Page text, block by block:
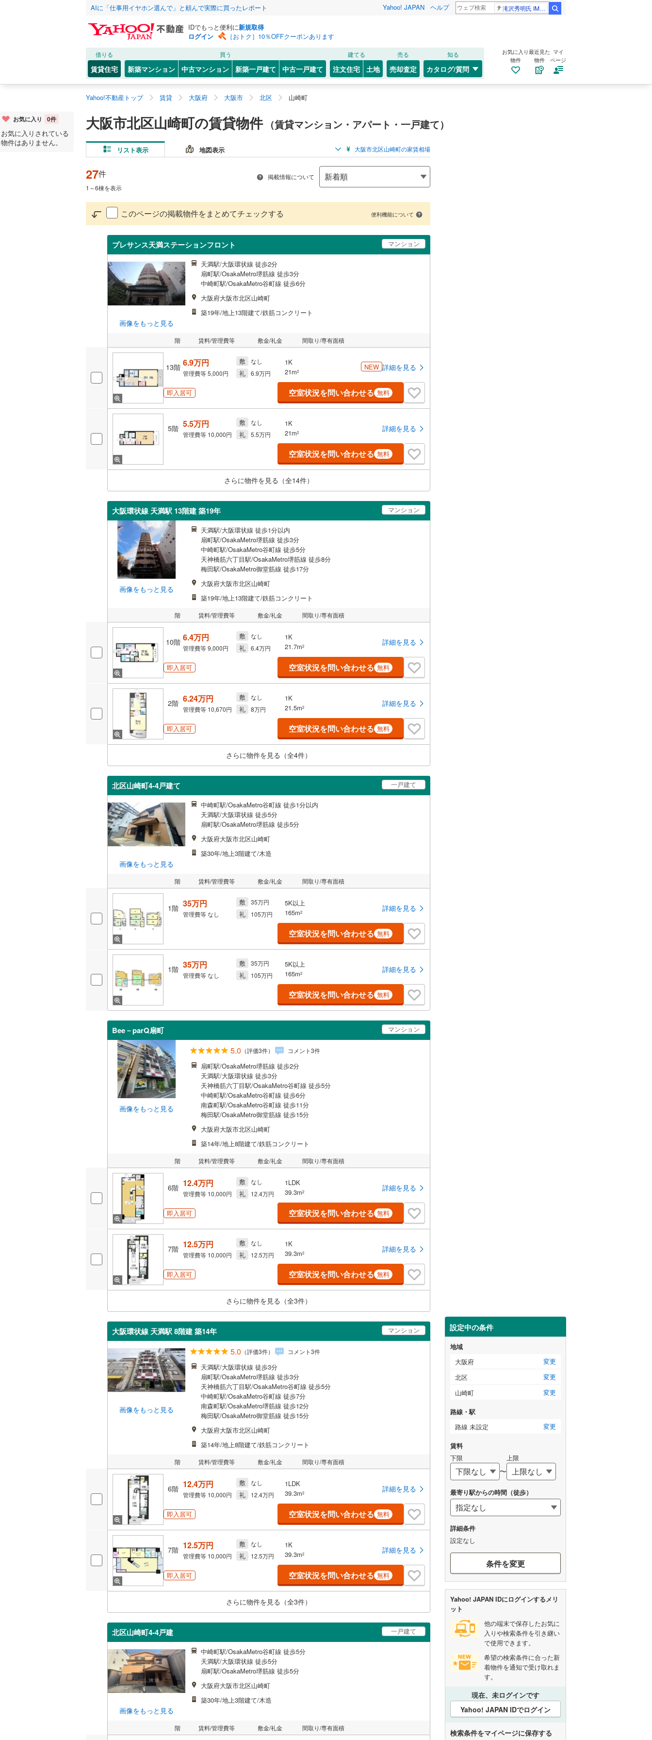
AIに「仕事用イヤホン選んで」と頼んで実際に買ったレポート Yahoo! JAPAN ヘルプ 滝沢秀明氏 IMPACT26
IDでもっと便利に新規取得
ログイン
［おトク］10％OFFクーポンあります
借りる
賃貸住宅
買う
新築マンション 中古マンション 新築一戸建て 中古一戸建て
建てる
注文住宅 土地
売る
売却査定
知る
カタログ/質問
お気に入り
物件
最近見た
物件
マイ
ページ
Yahoo!不動産トップ 賃貸 大阪府 大阪市 北区 山崎町
大阪市北区山崎町の賃貸物件 （賃貸マンション・アパート・一戸建て）
リスト表示 地図表示 大阪市北区山崎町の家賃相場
27件
1 ～6棟を表示
掲載情報について
このページの掲載物件をまとめてチェックする 便利機能について
プレサンス天満ステーションフロント マンション
画像をもっと見る
天満駅/大阪環状線 徒歩2分
扇町駅/OsakaMetro堺筋線 徒歩3分
中崎町駅/OsakaMetro谷町線 徒歩6分
大阪府大阪市北区山崎町
築19年/地上13階建て/鉄筋コンクリート
階 賃料/管理費等 敷金/礼金 間取り/専有面積
13階 6.9万円
管理費等5,000円
敷 なし
礼 6.9万円
1K
21m2
NEW 詳細を見る
即入居可 空室状況を問い合わせる 無料
5階 5.5万円
管理費等 10,000円
敷 なし
礼 5.5万円
1K
21m2 詳細を見る
空室状況を問い合わせる 無料
さらに物件を見る（全14件）
大阪環状線 天満駅 13階建 築19年 マンション
画像をもっと見る
天満駅/大阪環状線 徒歩1分以内
扇町駅/OsakaMetro堺筋線 徒歩3分
中崎町駅/OsakaMetro谷町線 徒歩5分
天神橋筋六丁目駅/OsakaMetro堺筋線 徒歩8分
梅田駅/OsakaMetro御堂筋線 徒歩17分
大阪府大阪市北区山崎町
築19年/地上13階建て/鉄筋コンクリート
階 賃料/管理費等 敷金/礼金 間取り/専有面積
10階 6.4万円
管理費等9,000円
敷 なし
礼 6.4万円
1K
21.7m2 詳細を見る
即入居可 空室状況を問い合わせる 無料
2階 6.24万円
管理費等 10,670円
敷 なし
礼 8万円
1K
21.5m2 詳細を見る
即入居可 空室状況を問い合わせる 無料
さらに物件を見る（全4件）
北区山崎町4-4戸建て 一戸建て
画像をもっと見る
中崎町駅/OsakaMetro谷町線 徒歩1分以内
天満駅/大阪環状線 徒歩5分
扇町駅/OsakaMetro堺筋線 徒歩5分
大阪府大阪市北区山崎町
築30年/地上3階建て/木造
階 賃料/管理費等 敷金/礼金 間取り/専有面積
1階 35万円
管理費等なし
敷 35万円
礼 105万円
5K以上
165m2 詳細を見る
空室状況を問い合わせる 無料
1階 35万円
管理費等なし
敷 35万円
礼 105万円
5K以上
165m2 詳細を見る
空室状況を問い合わせる 無料
Bee－parQ扇町 マンション
画像をもっと見る
5.0 （評価3件） コメント3件
扇町駅/OsakaMetro堺筋線 徒歩2分
天満駅/大阪環状線 徒歩3分
天神橋筋六丁目駅/OsakaMetro谷町線 徒歩5分
中崎町駅/OsakaMetro谷町線 徒歩6分
南森町駅/OsakaMetro谷町線 徒歩11分
梅田駅/OsakaMetro御堂筋線 徒歩15分
大阪府大阪市北区山崎町
築14年/地上8階建て/鉄筋コンクリート
階 賃料/管理費等 敷金/礼金 間取り/専有面積
6階 12.4万円
管理費等 10,000円
敷 なし
礼 12.4万円
1LDK
39.3m2 詳細を見る
即入居可 空室状況を問い合わせる 無料
7階 12.5万円
管理費等 10,000円
敷 なし
礼 12.5万円
1K
39.3m2 詳細を見る
即入居可 空室状況を問い合わせる 無料
さらに物件を見る（全3件）
大阪環状線 天満駅 8階建 築14年 マンション
画像をもっと見る
5.0 （評価3件） コメント3件
天満駅/大阪環状線 徒歩3分
扇町駅/OsakaMetro堺筋線 徒歩3分
天神橋筋六丁目駅/OsakaMetro谷町線 徒歩5分
中崎町駅/OsakaMetro谷町線 徒歩7分
南森町駅/OsakaMetro堺筋線 徒歩12分
梅田駅/OsakaMetro御堂筋線 徒歩15分
大阪府大阪市北区山崎町
築14年/地上8階建て/鉄筋コンクリート
階 賃料/管理費等 敷金/礼金 間取り/専有面積
6階 12.4万円
管理費等 10,000円
敷 なし
礼 12.4万円
1LDK
39.3m2 詳細を見る
即入居可 空室状況を問い合わせる 無料
7階 12.5万円
管理費等 10,000円
敷 なし
礼 12.5万円
1K
39.3m2 詳細を見る
即入居可 空室状況を問い合わせる 無料
さらに物件を見る（全3件）
北区山崎町4-4戸建 一戸建て
画像をもっと見る
中崎町駅/OsakaMetro谷町線 徒歩5分
天満駅/大阪環状線 徒歩5分
扇町駅/OsakaMetro堺筋線 徒歩5分
大阪府大阪市北区山崎町
築30年/地上3階建て/木造
階 賃料/管理費等 敷金/礼金 間取り/専有面積
お気に入り 0件
お気に入りされている
物件はありません。
設定中の条件
地域
大阪府
変更
北区
変更
山崎町
変更
路線・駅
路線 未設定
変更
賃料
下限
〜
上限
最寄り駅からの時間（徒歩）
詳細条件
設定なし
条件を変更
Yahoo! JAPAN IDにログインするメリ
ット
他の端末で保存したお気に
入りや検索条件を引き継い
で使用できます。
希望の検索条件に合った新
着物件を通知で受け取れま
す。
現在、未ログインです
Yahoo! JAPAN IDでログイン
検索条件をマイページに保存する